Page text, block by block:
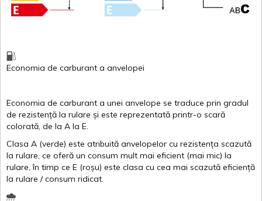
Economia de carburant a anvelopei
Economia de carburant a unei anvelope se traduce prin gradul
de rezistență la rulare și este reprezentată printr-o scară
colorată , de la A la E
Clasa A (verde) este atribuită anvelopelor cu rezistența scazută
la rulare ce oferă un consum mult mai eficient (mai mic) la
rulare ,în timp ce E (roșu) este clasa cu cea mai scazută eficiență
la rulare /consum ridicat